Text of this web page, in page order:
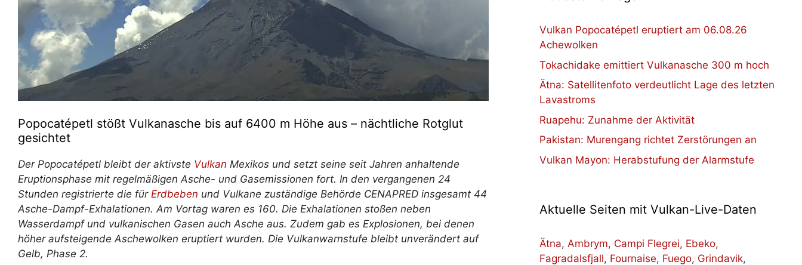
Popocatépetl stößt Vulkanasche bis auf 6400 m Höhe aus – nächtliche Rotglut
gesichtet
Der Popocatépetl bleibt der aktivste Vulkan Mexikos und setzt seine seit Jahren anhaltende
Eruptionsphase mit regelmäßigen Asche- und Gasemissionen fort. In den vergangenen 24
Stunden registrierte die für Erdbeben und Vulkane zuständige Behörde CENAPRED insgesamt 44
Asche-Dampf-Exhalationen. Am Vortag waren es 160. Die Exhalationen stoßen neben
Wasserdampf und vulkanischen Gasen auch Asche aus. Zudem gab es Explosionen, bei denen
höher aufsteigende Aschewolken eruptiert wurden. Die Vulkanwarnstufe bleibt unverändert auf
Gelb, Phase 2.
Vulkan Popocatépetl eruptiert am 06.08.26
Achewolken
Tokachidake emittiert Vulkanasche 300 m hoch
Ätna: Satellitenfoto verdeutlicht Lage des letzten
Lavastroms
Ruapehu: Zunahme der Aktivität
Pakistan: Murengang richtet Zerstörungen an
Vulkan Mayon: Herabstufung der Alarmstufe
Aktuelle Seiten mit Vulkan-Live-Daten
Ätna, Ambrym, Campi Flegrei, Ebeko,
Fagradalsfjall, Fournaise, Fuego, Grindavik,